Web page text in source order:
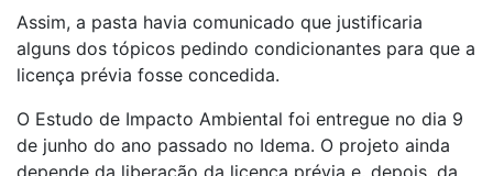
Assim, a pasta havia comunicado que justificaria
alguns dos tópicos pedindo condicionantes para que a
licença prévia fosse concedida.
O Estudo de Impacto Ambiental foi entregue no dia 9
de junho do ano passado no Idema. O projeto ainda